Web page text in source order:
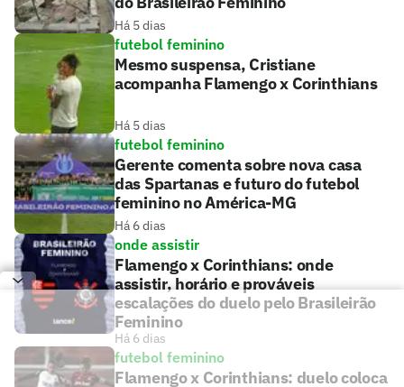
Há 5 dias
futebol feminino
Mesmo suspensa, Cristiane
acompanha Flamengo x Corinthians
Há 5 dias
futebol feminino
Gerente comenta sobre nova casa
das Spartanas e futuro do futebol
feminino no América-MG
Há 6 dias
onde assistir
Flamengo x Corinthians: onde
assistir, horário e prováveis
escalações do duelo pelo Brasileirão
Feminino
Há 6 dias
futebol feminino
Flamengo x Corinthians: duelo coloca